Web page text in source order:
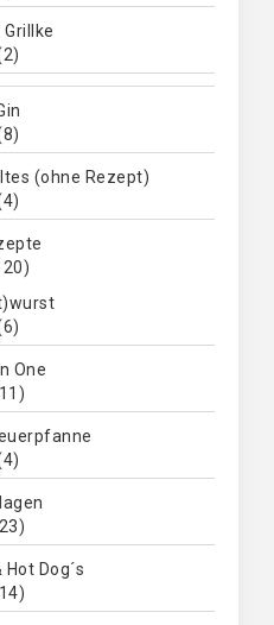
Grillke
(ohne Rezept)
One
Hot Dog´s